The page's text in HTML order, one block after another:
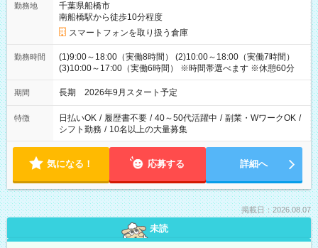
勤務地
千葉県船橋市
南船橋駅から徒歩10分程度
スマートフォンを取り扱う倉庫
勤務時間
(1)9:00～18:00（実働8時間） (2)10:00～18:00（実働7時間）
(3)10:00～17:00（実働6時間） ※時間帯選べます ※休憩60分
期間 長期 2026年9月スタート予定
特徴 日払いOK / 履歴書不要 / 40～50代活躍中 / 副業・WワークOK /
シフト勤務 / 10名以上の大量募集
気になる！ 応募する 詳細へ
掲載日：2026.08.07
未読